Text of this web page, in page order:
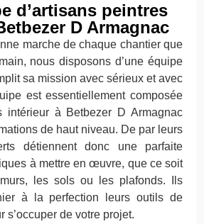
d’artisans peintres
D Armagnac
marche de chaque chantier que
nous disposons d’une équipe
sa mission avec sérieux et avec
est essentiellement composée
intérieur à Betbezer D Armagnac
de haut niveau. De par leurs
détiennent donc une parfaite
à mettre en œuvre, que ce soit
les sols ou les plafonds. Ils
à la perfection leurs outils de
s’occuper de votre projet.